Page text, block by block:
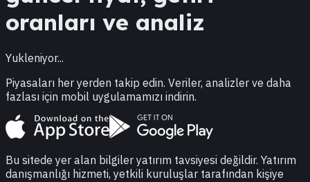
oranları ve analiz
Yukleniyor...
Piyasaları her yerden takip edin. Veriler, analizler ve daha
fazlası için mobil uygulamamızı indirin.
Bu sitede yer alan bilgiler yatırım tavsiyesi değildir. Yatırım
danışmanlığı hizmeti, yetkili kuruluşlar tarafından kişiye